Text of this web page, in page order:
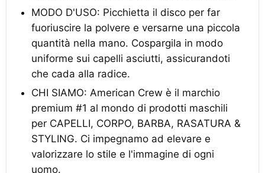
MODO D'USO: Picchietta il disco per far
fuoriuscire la polvere e versarne una piccola
quantità nella mano. Cospargila in modo
uniforme sui capelli asciutti, assicurandoti
che cada alla radice.
CHI SIAMO: American Crew è il marchio
premium #1 al mondo di prodotti maschili
per CAPELLI, CORPO, BARBA, RASATURA &
STYLING. Ci impegnamo ad elevare e
valorizzare lo stile e l'immagine di ogni
uomo.